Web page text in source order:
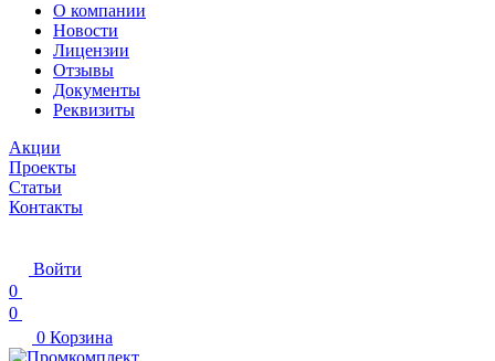
О компании
Новости
Лицензии
Отзывы
Документы
Реквизиты
Акции
Проекты
Статьи
Контакты
Войти
0
0
0 Корзина